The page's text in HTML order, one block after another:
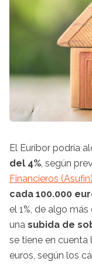
El Euríbor podría
del 4%, según
Financieros (Asufin)
cada 100.000
el 1%, de algo
una subida de
se tiene en cuenta
euros, según los